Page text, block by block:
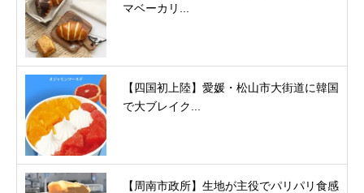
マベーカリ...
【四国初上陸】愛媛・松山市大街道に韓国
で大ブレイク...
【周南市政所】生地が主役でパリパリ食感